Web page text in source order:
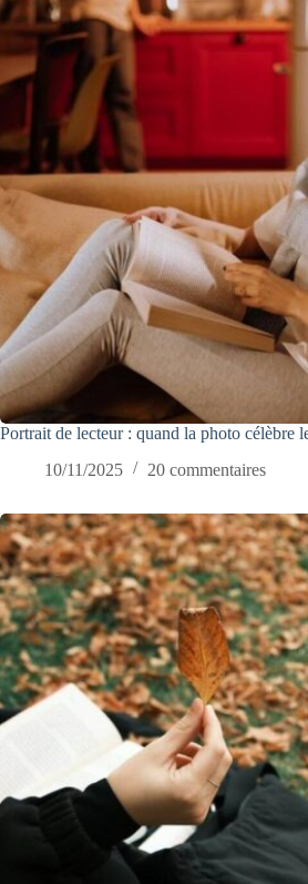
Portrait de lecteur : quand la photo célèbre
10/11/2025
20 commentaires